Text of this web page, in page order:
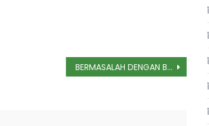
BERMASALAH DENGAN BELAJAR DI RUMAH, MUHAMMADIYAH SLEMAN LUNCURKAN 91 MODUL HIBRIDA UNTUK BELAJAR SISWA SELAMA COVID-19 JENJANG SD/MI DAN SMP